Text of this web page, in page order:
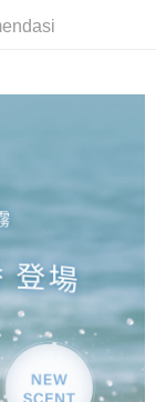
Pengumpulan
dikehendaki
yang sah
dan
dengan data
dan digunakan